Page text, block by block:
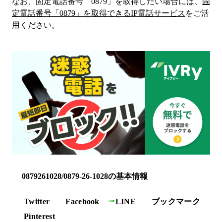
定電話番号「 0879 」を取得できるIP電話サービス をご活
用ください。
0879261028/0879-26-1028の基本情報
Twitter Facebook LINE
ブックマーク
Pinterest